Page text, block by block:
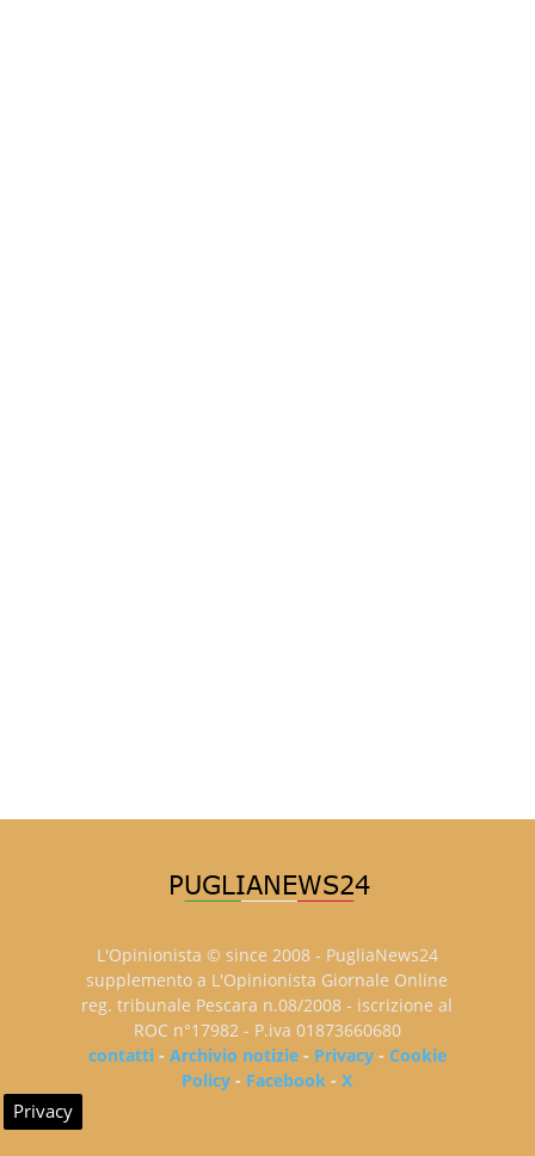
L'Opinionista © since 2008 - PugliaNews24
supplemento a L'Opinionista Giornale Online
reg. tribunale Pescara n.08/2008 - iscrizione al
ROC n°17982 - P.iva 01873660680
contatti- Archivio notizie- Privacy- Cookie
Policy - Facebook -X
Privacy